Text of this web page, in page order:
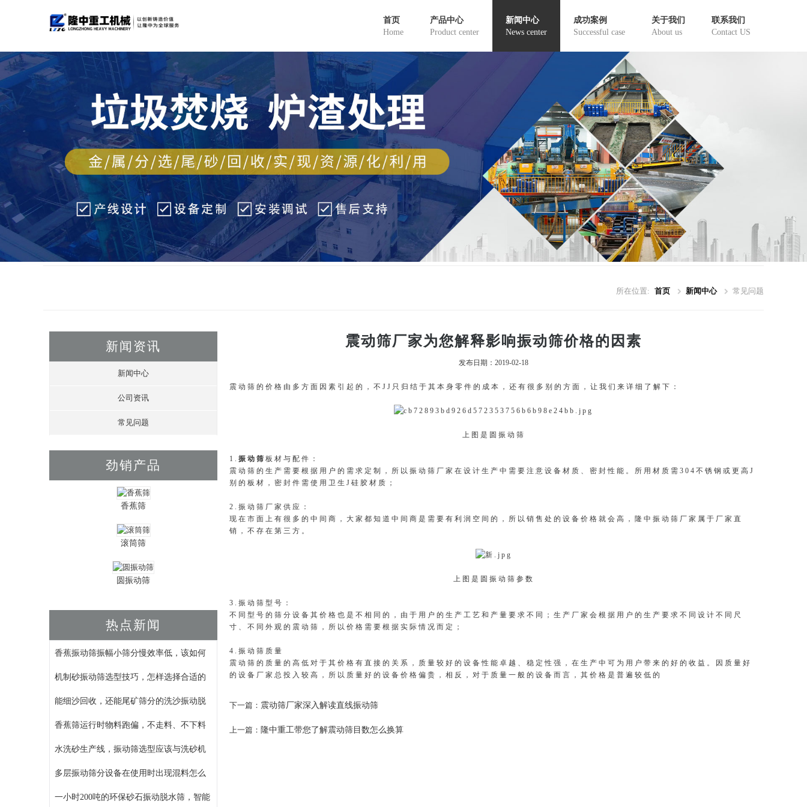
首页
Home
产品中心
Product center
新闻中心
News center
成功案例
Successful case
关于我们
About us
联系我们
Contact US
所在位置: 首页 新闻中心 常见问题
新闻资讯
新闻中心
公司资讯
常见问题
劲销产品
香蕉筛
滚筒筛
圆振动筛
热点新闻
香蕉振动筛振幅小筛分慢效率低，该如何
机制砂振动筛选型技巧，怎样选择合适的
能细沙回收，还能尾矿筛分的洗沙振动脱
香蕉筛运行时物料跑偏，不走料、不下料
水洗砂生产线，振动筛选型应该与洗砂机
多层振动筛分设备在使用时出现混料怎么
一小时200吨的环保砂石振动脱水筛，智能
震动筛厂家为您解释影响振动筛价格的因素
发布日期：2019-02-18
震动筛的价格由多方面因素引起的，不JJ只归结于其本身零件的成本，还有很多别的方面，让我们来详细了解下：
上图是圆振动筛
1. 振动筛 板材与配件：
震动筛的生产需要根据用户的需求定制，所以振动筛厂家在设计生产中需要注意设备材质、密封性能。所用材质需304不锈钢或更高J
别的板材，密封件需使用卫生J硅胶材质；
2.振动筛厂家供应：
现在市面上有很多的中间商，大家都知道中间商是需要有利润空间的，所以销售处的设备价格就会高，隆中振动筛厂家属于厂家直
销，不存在第三方。
上图是圆振动筛参数
3.振动筛型号：
不同型号的筛分设备其价格也是不相同的，由于用户的生产工艺和产量要求不同；生产厂家会根据用户的生产要求不同设计不同尺
寸、不同外观的震动筛，所以价格需要根据实际情况而定；
4.振动筛质量
震动筛的质量的高低对于其价格有直接的关系，质量较好的设备性能卓越、稳定性强，在生产中可为用户带来的好的收益。因质量好
的设备厂家总投入较高，所以质量好的设备价格偏贵，相反，对于质量一般的设备而言，其价格是普遍较低的
下一篇： 震动筛厂家深入解读直线振动筛
上一篇： 隆中重工带您了解震动筛目数怎么换算